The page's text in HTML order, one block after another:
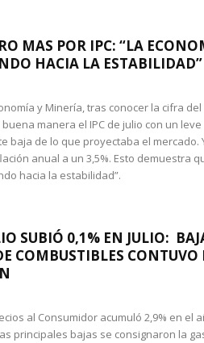
MAS POR IPC: “LA
HACIA LA ESTABILIDAD”
y Minería, tras conocer la cifra
buena manera el IPC de julio con un
baja de lo que proyectaba el mercado.
anual a un 3,5%. Esto demuestra
hacia la estabilidad”.
SUBIÓ 0,1% EN JULIO:
COMBUSTIBLES CONTUVO
al Consumidor acumuló 2,9% en el
principales bajas se consignaron la